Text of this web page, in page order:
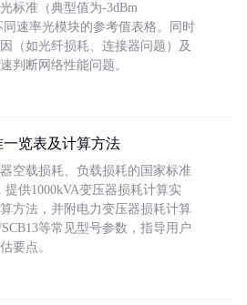
标准（典型值为-3dBm
同速率光模块的参考值表格。同时
（如光纤损耗、连接器问题）及
判断网络性能问题。
览表及计算方法
空载损耗、负载损耗的国家标准
提供1000kVA变压器损耗计算实
方法，并附电力变压器损耗计算
等常见型号参数，指导用户
要点。